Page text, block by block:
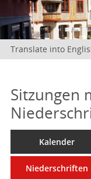
Translate into
Sitzungen
Kalender
Niederschriften